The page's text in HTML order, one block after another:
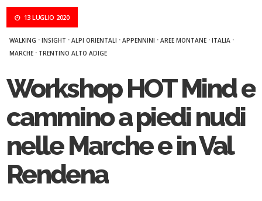
13 LUGLIO 2020
WALKING ·INSIGHT ·ALPI ORIENTALI ·APPENNINI ·AREE MONTANE ·ITALIA ·
MARCHE · TRENTINO ALTO ADIGE
Workshop HOT Mind e
cammino a piedi nudi
nelle Marche e in Val
Rendena